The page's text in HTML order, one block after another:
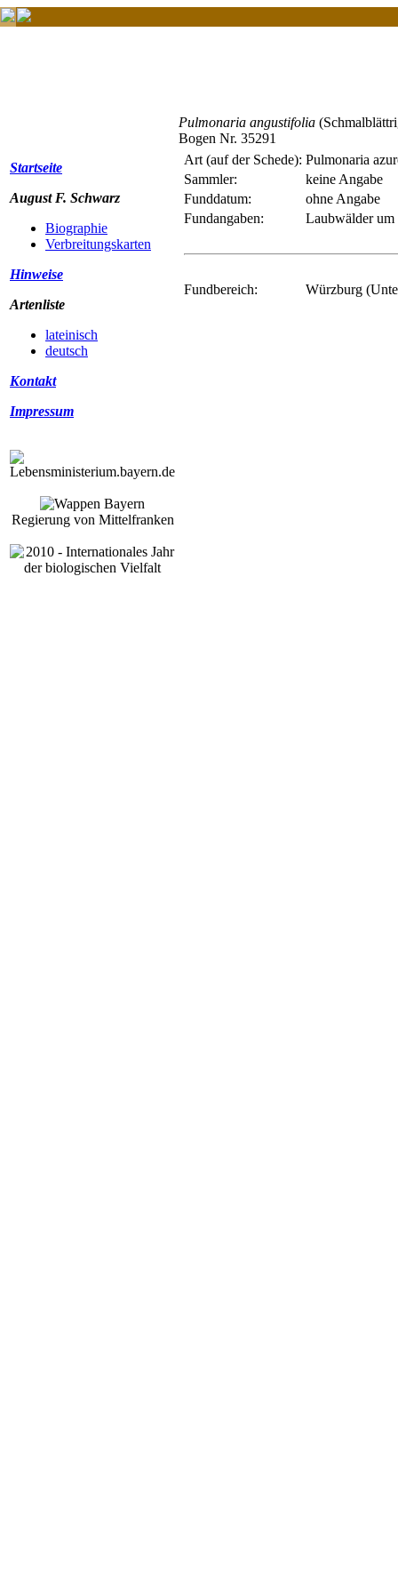
Startseite
August F. Schwarz
Biographie
Verbreitungskarten
Hinweise
Artenliste
lateinisch
deutsch
Kontakt
Impressum
Regierung von Mittelfranken
Pulmonaria angustifolia
Bogen Nr. 35291
Art (auf der Schede): Pulmonaria
Sammler:
keine Angabe
Funddatum:
ohne Angabe
Fundangaben:
Laubwälder
Fundbereich: Würzburg